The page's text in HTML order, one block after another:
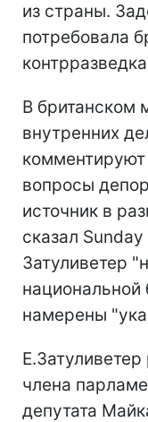
из страны.
потребовала
В британском
внутренних
вопросы
источник в
сказал
Затуливетер
национальной
намерены
члена
депутата